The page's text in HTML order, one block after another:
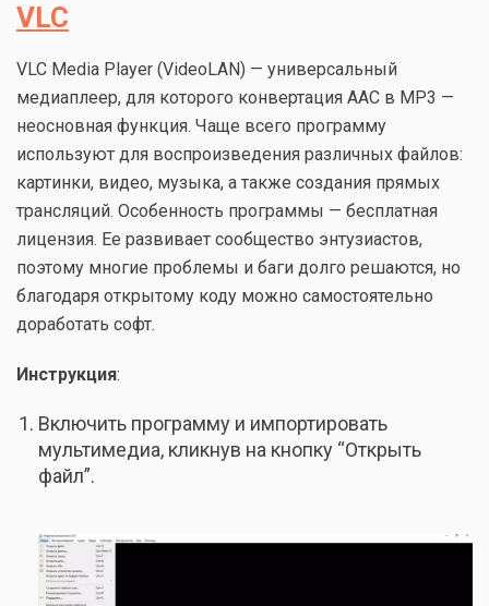
VLC
VLC Media Player (VideoLAN) — универсальный
медиаплеер, для которого конвертация AAC в MP3 —
неосновная функция. Чаще всего программу
используют для воспроизведения различных файлов:
картинки, видео, музыка, а также создания прямых
трансляций. Особенность программы — бесплатная
лицензия. Ее развивает сообщество энтузиастов,
поэтому многие проблемы и баги долго решаются, но
благодаря открытому коду можно самостоятельно
доработать софт.
Инструкция:
Включить программу и импортировать
мультимедиа, кликнув на кнопку “Открыть
файл”.